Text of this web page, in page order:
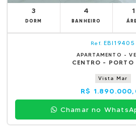
3
DORM
4
BANHEIRO
Ref. EBI19405
APARTAMENTO -
CENTRO - PORTO
Vista Mar
R$
Chamar no